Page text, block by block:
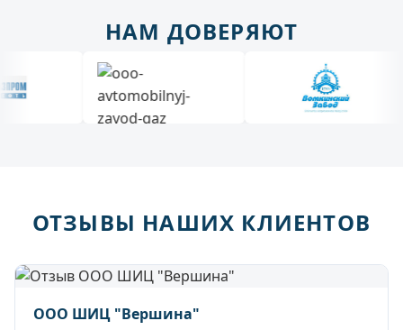
НАМ ДОВЕРЯЮТ
ОТЗЫВЫ НАШИХ КЛИЕНТОВ
ООО ШИЦ "Вершина"